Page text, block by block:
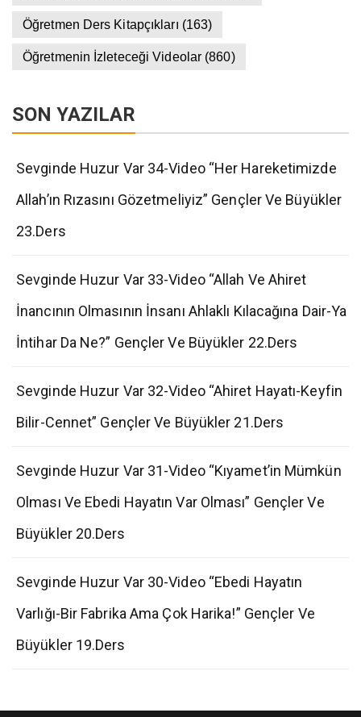
Öğretmen Ders Kitapçıkları (163)
Öğretmenin İzleteceği Videolar (860)
SON YAZILAR
Sevginde Huzur Var 34-Video “Her Hareketimizde
Allah’ın Rızasını Gözetmeliyiz” Gençler Ve Büyükler
23.Ders
Sevginde Huzur Var 33-Video “Allah Ve Ahiret
İnancının Olmasının İnsanı Ahlaklı Kılacağına Dair-Ya
İntihar Da Ne?” Gençler Ve Büyükler 22.Ders
Sevginde Huzur Var 32-Video “Ahiret Hayatı-Keyfin
Bilir-Cennet” Gençler Ve Büyükler 21.Ders
Sevginde Huzur Var 31-Video “Kıyamet’in Mümkün
Olması Ve Ebedi Hayatın Var Olması” Gençler Ve
Büyükler 20.Ders
Sevginde Huzur Var 30-Video “Ebedi Hayatın
Varlığı-Bir Fabrika Ama Çok Harika!” Gençler Ve
Büyükler 19.Ders